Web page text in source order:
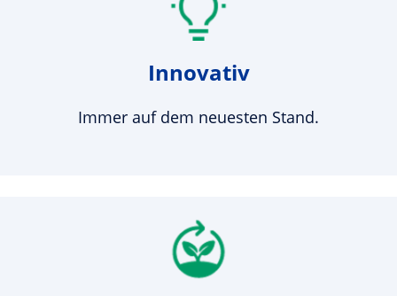
Innovativ
Immer auf dem neuesten Stand.